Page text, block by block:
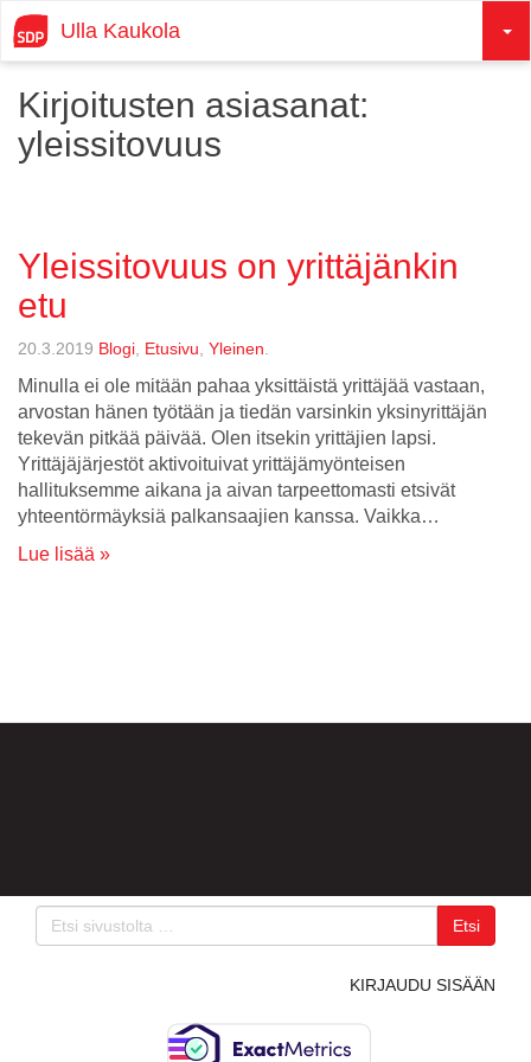
Ulla Kaukola
Kirjoitusten asiasanat:
yleissitovuus
Yleissitovuus on yrittäjänkin
etu
20.3.2019 Blogi Etusivu Yleinen
Minulla ei ole mitään pahaa yksittäistä yrittäjää vastaan,
arvostan hänen työtään ja tiedän varsinkin yksinyrittäjän
tekevän pitkää päivää. Olen itsekin yrittäjien lapsi.
Yrittäjäjärjestöt aktivoituivat yrittäjämyönteisen
hallituksemme aikana ja aivan tarpeettomasti etsivät
yhteentörmäyksiä palkansaajien kanssa. Vaikka…
Lue lisää »
Etsi
KIRJAUDU SISÄÄN